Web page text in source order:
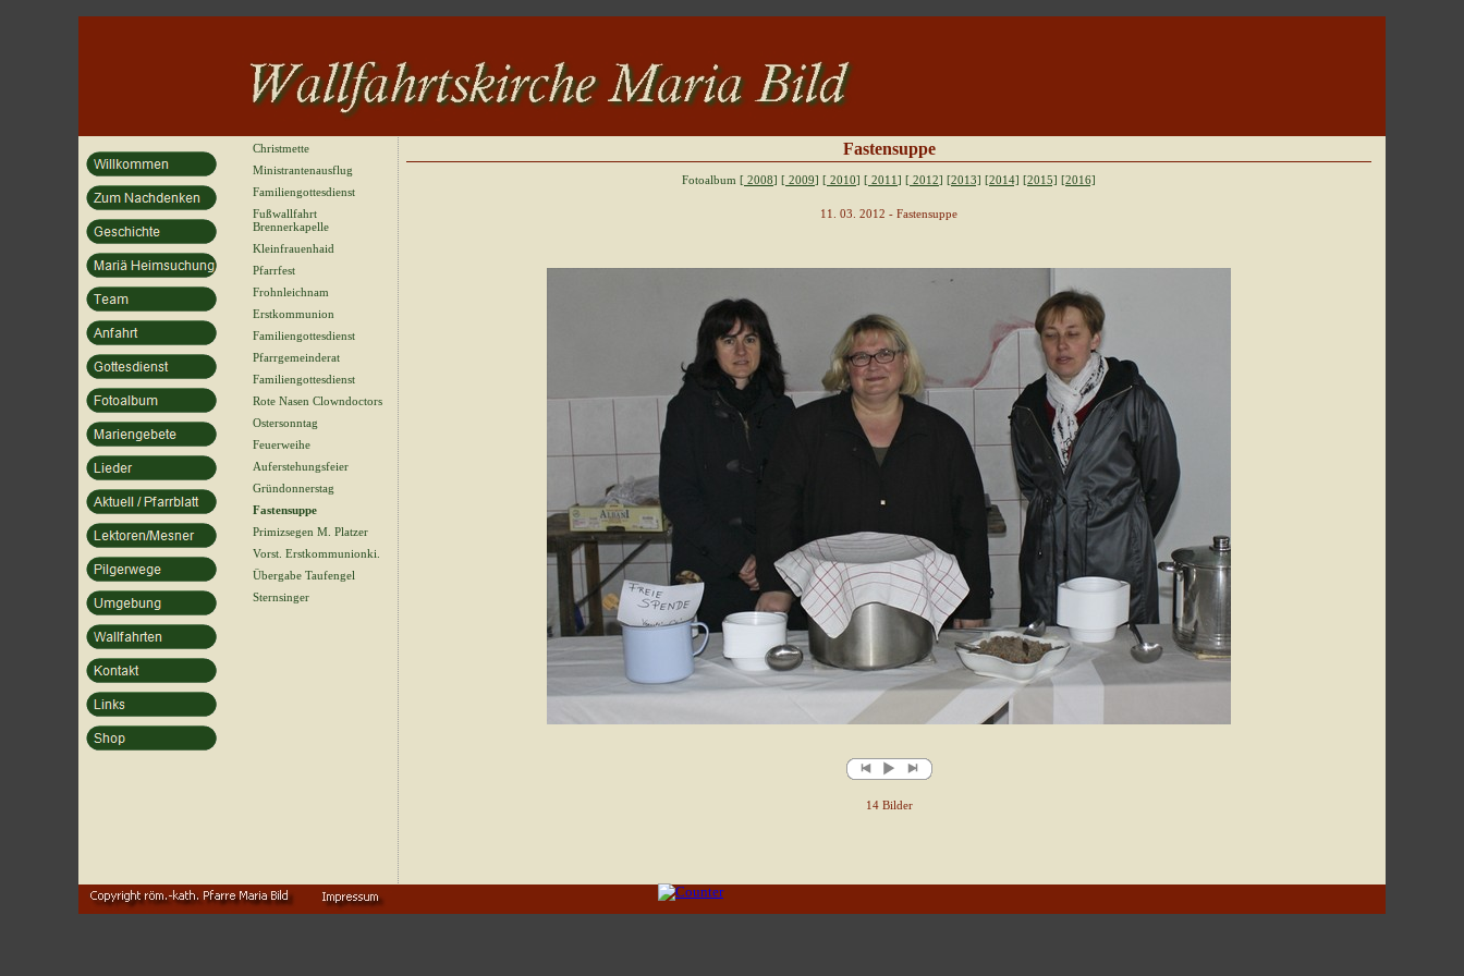
Fastensuppe
Fotoalbum [ 2008] [ 2009] [ 2010] [ 2011] [ 2012] [2013] [2014] [2015] [2016]
11. 03. 2012 - Fastensuppe
14 Bilder
Christmette
Ministrantenausflug
Familiengottesdienst
Fußwallfahrt
Brennerkapelle
Kleinfrauenhaid
Pfarrfest
Frohnleichnam
Erstkommunion
Familiengottesdienst
Pfarrgemeinderat
Familiengottesdienst
Rote Nasen Clowndoctors
Ostersonntag
Feuerweihe
Auferstehungsfeier
Gründonnerstag
Fastensuppe
Primizsegen M. Platzer
Vorst. Erstkommunionki.
Übergabe Taufengel
Sternsinger